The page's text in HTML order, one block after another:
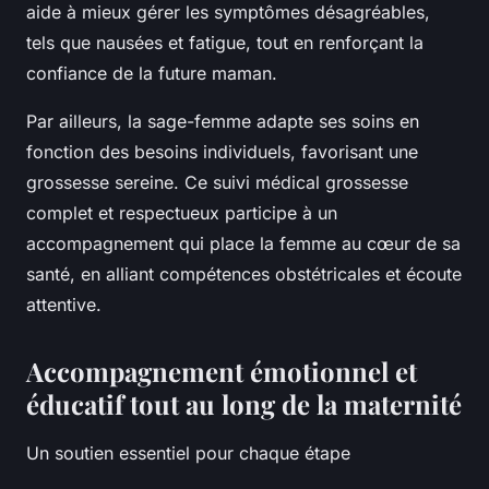
aide à mieux gérer les symptômes désagréables,
tels que nausées et fatigue, tout en renforçant la
confiance de la future maman.
Par ailleurs, la sage-femme adapte ses soins en
fonction des besoins individuels, favorisant une
grossesse sereine. Ce suivi médical grossesse
complet et respectueux participe à un
accompagnement qui place la femme au cœur de sa
santé, en alliant compétences obstétricales et écoute
attentive.
Accompagnement émotionnel et
éducatif tout au long de la maternité
Un soutien essentiel pour chaque étape